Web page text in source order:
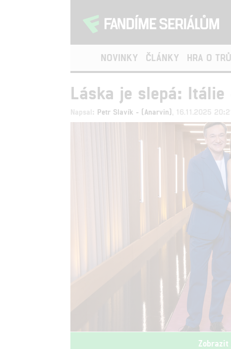
NOVINKY ČLÁNKY HRA O
Láska je slepá:
Napsal: Petr Slavík - (Anarvin) , 16.11.2025